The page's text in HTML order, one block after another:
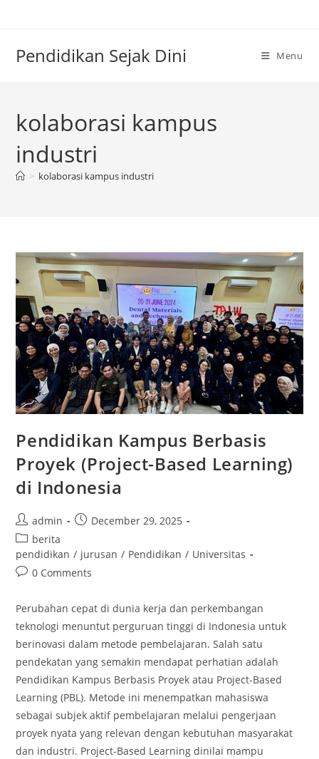
Pendidikan Sejak Dini Menu
kolaborasi kampus
industri
> kolaborasi kampus industri
Pendidikan Kampus Berbasis
Proyek (Project-Based Learning)
di Indonesia
Post
author:
admin
PostDecember 29, 2025
Post
category:
berita
pendidikan / jurusan / Pendidikan / Universitas
Post0 Comments
Perubahan cepat di dunia kerja dan perkembangan
teknologi menuntut perguruan tinggi di Indonesia untuk
berinovasi dalam metode pembelajaran. Salah satu
pendekatan yang semakin mendapat perhatian adalah
Pendidikan Kampus Berbasis Proyek atau Project-Based
Learning (PBL). Metode ini menempatkan mahasiswa
sebagai subjek aktif pembelajaran melalui pengerjaan
proyek nyata yang relevan dengan kebutuhan masyarakat
dan industri. Project-Based Learning dinilai mampu